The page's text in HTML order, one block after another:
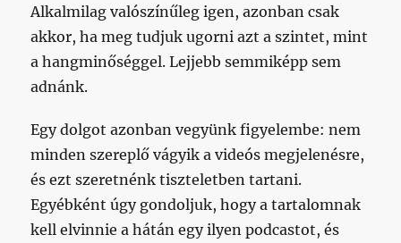
Alkalmilag valószínűleg igen, azonban csak
akkor, ha meg tudjuk ugorni azt a szintet, mint
a hangminőséggel. Lejjebb semmiképp sem
adnánk.
Egy dolgot azonban vegyünk figyelembe: nem
minden szereplő vágyik a videós megjelenésre,
és ezt szeretnénk tiszteletben tartani.
Egyébként úgy gondoljuk, hogy a tartalomnak
kell elvinnie a hátán egy ilyen podcastot, és